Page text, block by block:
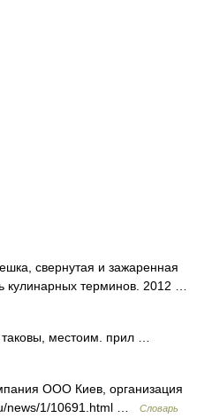
свернутая и зажаренная
кулинарных терминов. 2012 …
таковы, местоим. прил …
ООО Киев, организация
news/1/10691.html …
Словарь